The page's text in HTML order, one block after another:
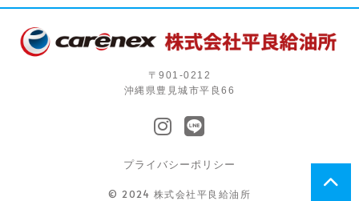
〒901-0212
沖縄県豊見城市平良66
プライバシーポリシー
© 2024 株式会社平良給油所